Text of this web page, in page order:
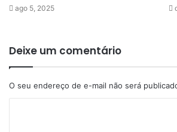
ago 5, 2025
Deixe um comentário
O seu endereço de e-mail não será